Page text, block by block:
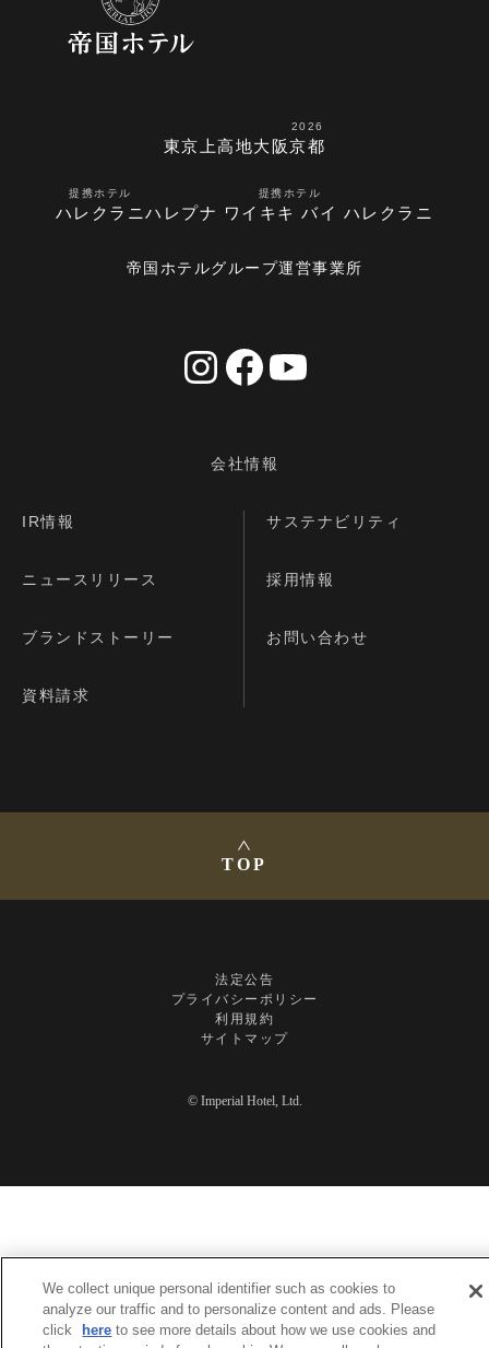
東京 上高地大阪
2026
京都
提携ホテル
ハレクラニ
提携ホテル
ハレプナ ワイキキ バイ ハレクラニ
帝国ホテルグループ運営事業所
会社情報
IR情報 サステナビリティ
ニュースリリース 採用情報
ブランドストーリー お問い合わせ
資料請求
TOP
法定公告
プライバシーポリシー
利用規約
サイトマップ
© Imperial Hotel, Ltd.
We collect unique personal identifier such as cookies to
analyze our traffic and to personalize content and ads. Please
click
here to see more details about how we use cookies and